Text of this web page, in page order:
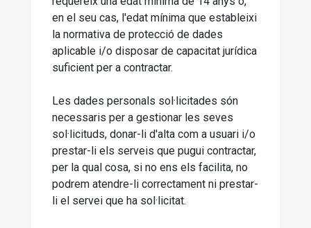
en el seu cas, l'edat mínima que estableixi
la normativa de protecció de dades
aplicable i/o disposar de capacitat jurídica
suficient per a contractar.
Les dades personals sol·licitades són
necessaris per a gestionar les seves
sol·licituds, donar-li d'alta com a usuari i/o
prestar-li els serveis que pugui contractar,
per la qual cosa, si no ens els facilita, no
podrem atendre-li correctament ni prestar-
li el servei que ha sol·licitat.